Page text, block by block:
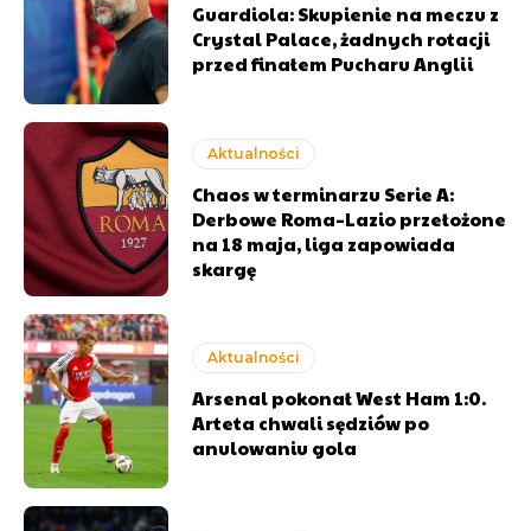
Guardiola: Skupienie na meczu z
Crystal Palace, żadnych rotacji
przed finałem Pucharu Anglii
Aktualności
Chaos w terminarzu Serie A:
Derbowe Roma–Lazio przełożone
na 18 maja, liga zapowiada
skargę
Aktualności
Arsenal pokonał West Ham 1:0.
Arteta chwali sędziów po
anulowaniu gola